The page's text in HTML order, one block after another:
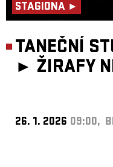
STAGIONA ►
TANEČNÍ
► ŽIRAFY
26. 1. 2026 09:00,